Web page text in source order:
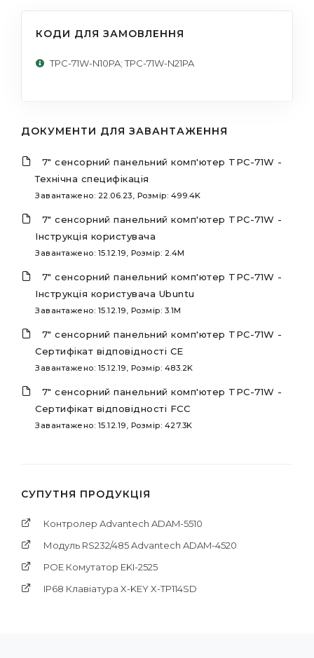
КОДИ ДЛЯ ЗАМОВЛЕННЯ
TPC-71W-N10PA; TPC-71W-N21PA
ДОКУМЕНТИ ДЛЯ ЗАВАНТАЖЕННЯ
7" сенсорний панельний комп'ютер TPC-71W -
Технічна специфікація
Завантажено: 22.06.23, Розмір: 499.4K
7" сенсорний панельний комп'ютер TPC-71W -
Інструкція користувача
Завантажено: 15.12.19, Розмір: 2.4M
7" сенсорний панельний комп'ютер TPC-71W -
Інструкція користувача Ubuntu
Завантажено: 15.12.19, Розмір: 3.1M
7" сенсорний панельний комп'ютер TPC-71W -
Сертифікат відповідності CE
Завантажено: 15.12.19, Розмір: 483.2K
7" сенсорний панельний комп'ютер TPC-71W -
Сертифікат відповідності FCC
Завантажено: 15.12.19, Розмір: 427.3K
СУПУТНЯ ПРОДУКЦІЯ
Контролер Advantech ADAM-5510
Модуль RS232/485 Advantech ADAM-4520
POE Комутатор EKI-2525
IP68 Клавіатура X-KEY X-TP114SD